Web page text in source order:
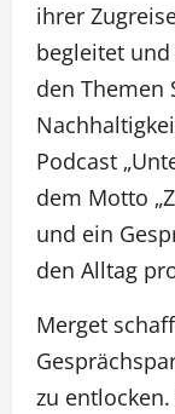
ihrer
begleitet
den Themen
Podcast
dem Motto
und ein
den Alltag
Merget
zu entlocken.